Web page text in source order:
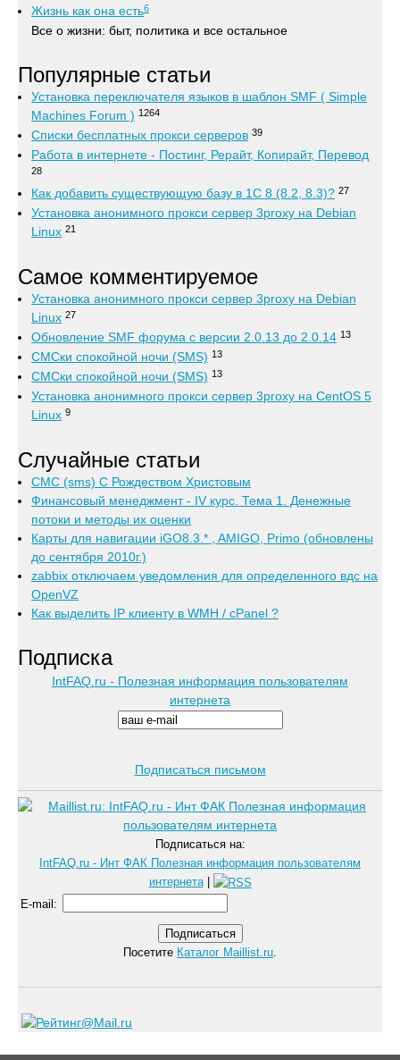
Жизнь как она есть6
Все о жизни: быт, политика и все остальное
Популярные статьи
Установка переключателя языков в шаблон SMF ( Simple
Machines Forum ) 1264
Списки бесплатных прокси серверов 39
Работа в интернете - Постинг, Рерайт, Копирайт, Перевод
28
Как добавить существующую базу в 1С 8 (8.2, 8.3)? 27
Установка анонимного прокси сервер 3proxy на Debian
Linux 21
Самое комментируемое
Установка анонимного прокси сервер 3proxy на Debian
Linux 27
Обновление SMF форума с версии 2.0.13 до 2.0.14 13
СМСки спокойной ночи (SMS) 13
СМСки спокойной ночи (SMS) 13
Установка анонимного прокси сервер 3proxy на CentOS 5
Linux 9
Случайные статьи
СМС (sms) С Рождеством Христовым
Финансовый менеджмент - IV курс. Тема 1. Денежные
потоки и методы их оценки
Карты для навигации iGO8.3.* , AMIGO, Primo (обновлены
до сентября 2010г.)
zabbix отключаем уведомления для определенного вдс на
OpenVZ
Как выделить IP клиенту в WMH / cPanel ?
Подписка
IntFAQ.ru - Полезная информация пользователям
интернета
Подписаться письмом
Подписаться на:
IntFAQ.ru - Инт ФАК Полезная информация пользователям
интернета|
E-mail :
Посетите Каталог Maillist.ru.